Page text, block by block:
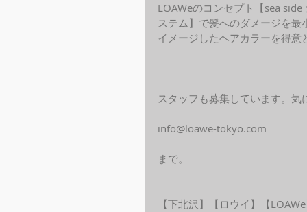
LOAWeのコンセプト【sea
ステム】で髪へのダメージを
イメージしたヘアカラーを得意
スタッフも募集しています。気
info@loawe-tokyo.com
まで。
【下北沢】【ロウイ】【LOAWe